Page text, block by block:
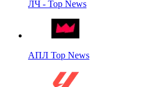
ЛЧ - Top News
АПЛ Top News